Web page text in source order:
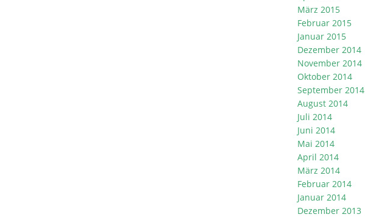
März 2015
Februar 2015
Januar 2015
Dezember 2014
November 2014
Oktober 2014
September 2014
August 2014
Juli 2014
Juni 2014
Mai 2014
April 2014
März 2014
Februar 2014
Januar 2014
Dezember 2013